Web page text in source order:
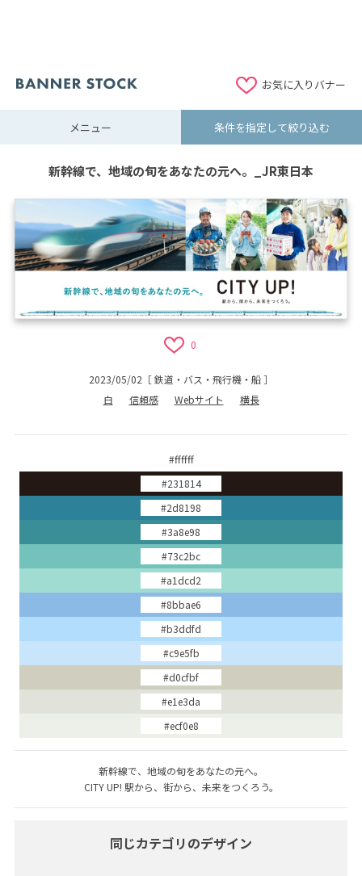
お気に入りバナー
メニュー 条件を指定して絞り込む
新幹線で、地域の旬をあなたの元へ。_JR東日本
0
2023/05/02 ［鉄道・バス・飛行機・船］
白
信頼感 Webサイト 横長
#ffffff
#231814
#2d8198
#3a8e98
#73c2bc
#a1dcd2
#8bbae6
#b3ddfd
#c9e5fb
#d0cfbf
#e1e3da
#ecf0e8
新幹線で、地域の旬をあなたの元へ。
CITY UP! 駅から、街から、未来をつくろう。
同じカテゴリのデザイン